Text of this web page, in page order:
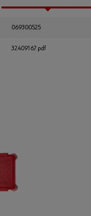
069300525
32409167.pdf